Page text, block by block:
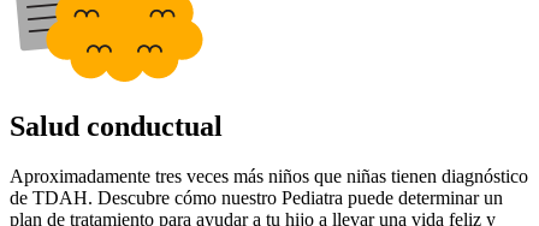
Salud conductual
Aproximadamente tres veces más niños que niñas tienen diagnóstico
de TDAH. Descubre cómo nuestro Pediatra puede determinar un
plan de tratamiento para ayudar a tu hijo a llevar una vida feliz y